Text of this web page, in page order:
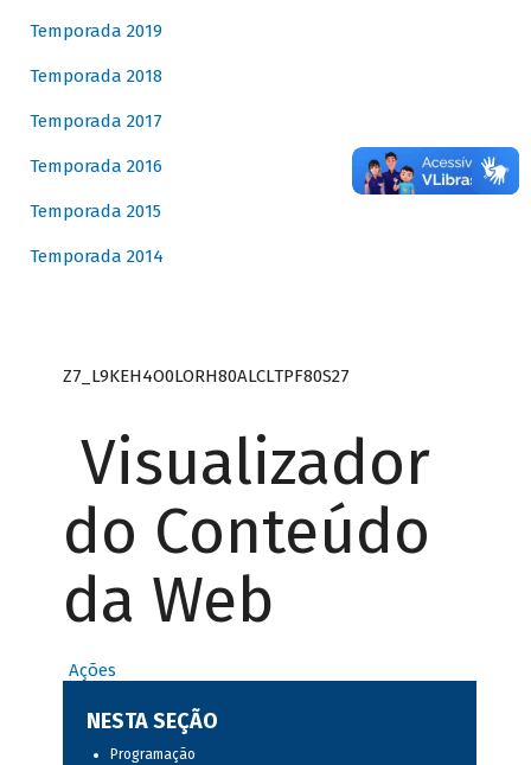
Temporada 2019
Temporada 2018
Temporada 2017
Temporada 2016
Temporada 2015
Temporada 2014
Z7_L9KEH4O0LORH80ALCLTPF80S27
Visualizador
do Conteúdo
da Web
Ações
NESTA SEÇÃO
Programação